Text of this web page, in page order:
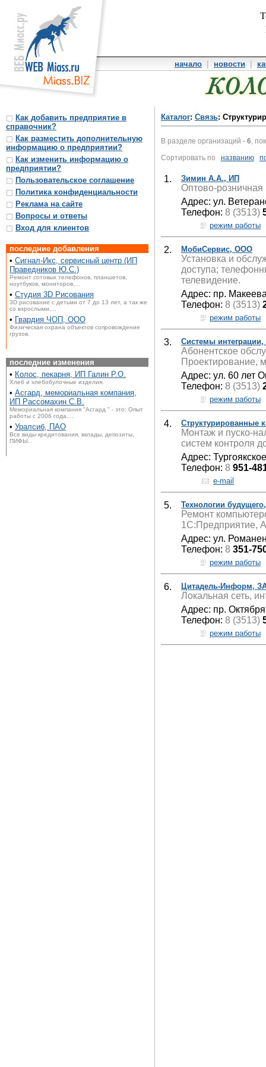
начало новости
Как добавить предприятие в
справочник?
Как разместить дополнительную
информацию о предприятии?
Как изменить информацию о
предприятии?
Пользовательское соглашение
Политика конфиденциальности
Реклама на сайте
Вопросы и ответы
Вход для клиентов
последние добавления
• Сигнал-Икс, сервисный центр (ИП
Праведников Ю.С.)
Ремонт сотовых телефонов, планшетов,
ноутбуков, мониторов,...
• Студия 3D Рисования
3D рисование с детьми от 7 до 13 лет, а так же
со взрослыми,...
• Гвардия ЧОП, ООО
Физическая охрана объектов сопровождение
грузов.
последние изменения
• Колос, пекарня, ИП Галин Р.О.
Хлеб и хлебобулочные изделия.
• Асгард, мемориальная компания,
ИП Рассомахин С.В.
Мемориальная компания "Асгард " - это: Опыт
работы с 2006 года....
• Уралсиб, ПАО
Все виды кредитования, вклады, депозиты,
ПИФЫ.
Каталог: Связь:
В разделе организаций - 6 ,
Сортировать по названию
1. Зимин А.А., ИП
Оптово-розничная
Адрес: ул.
Телефон: 8 (3513)
режим работы
2. МобиСервис, ООО
Установка и
доступа;
телевидение.
Адрес: пр.
Телефон: 8 (3513)
режим работы
3. Системы
Абонентское
Проектирование,
Адрес: ул. 60 лет
Телефон: 8 (3513)
режим работы
4. Структурированные
Монтаж и пуско-
систем контроля
Адрес:
Телефон: 8 951-
e-mail
5. Технологии
Ремонт
1С:Предприятие,
Адрес: ул.
Телефон: 8 351-
режим работы
6. Цитадель-Информ,
Локальная сеть,
Адрес: пр.
Телефон: 8 (3513)
режим работы